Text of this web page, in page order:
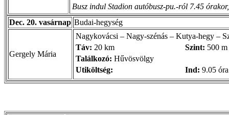
Busz indul Stadion autóbusz-pu.-ról 7.45
Dec. 20. vasárnap Budai-hegység
Gergely Mária
Nagykovácsi – Nagy-szénás – Kutya-hegy –
Táv: 20 km Szint: 500 m
Találkozó: Hűvösvölgy
Utiköltség:
Ind: 9.05